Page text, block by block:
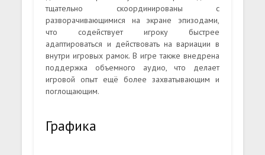
тщательно скоординированы с
разворачивающимися на экране эпизодами,
что содействует игроку быстрее
адаптироваться и действовать на вариации в
внутри игровых рамок. В игре также внедрена
поддержка объемного аудио, что делает
игровой опыт ещё более захватывающим и
поглощающим.
Графика